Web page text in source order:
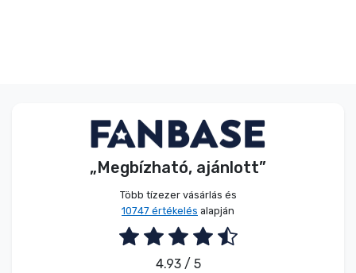
„Megbízható, ajánlott”
Több tízezer vásárlás és
10747 értékelés alapján
4.93 / 5
Terméktípusok